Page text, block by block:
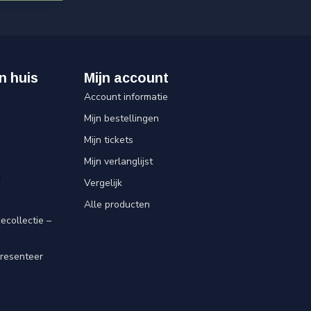
huis
–
Mijn account
Account informatie
Mijn bestellingen
Mijn tickets
Mijn verlanglijst
Vergelijk
Alle producten